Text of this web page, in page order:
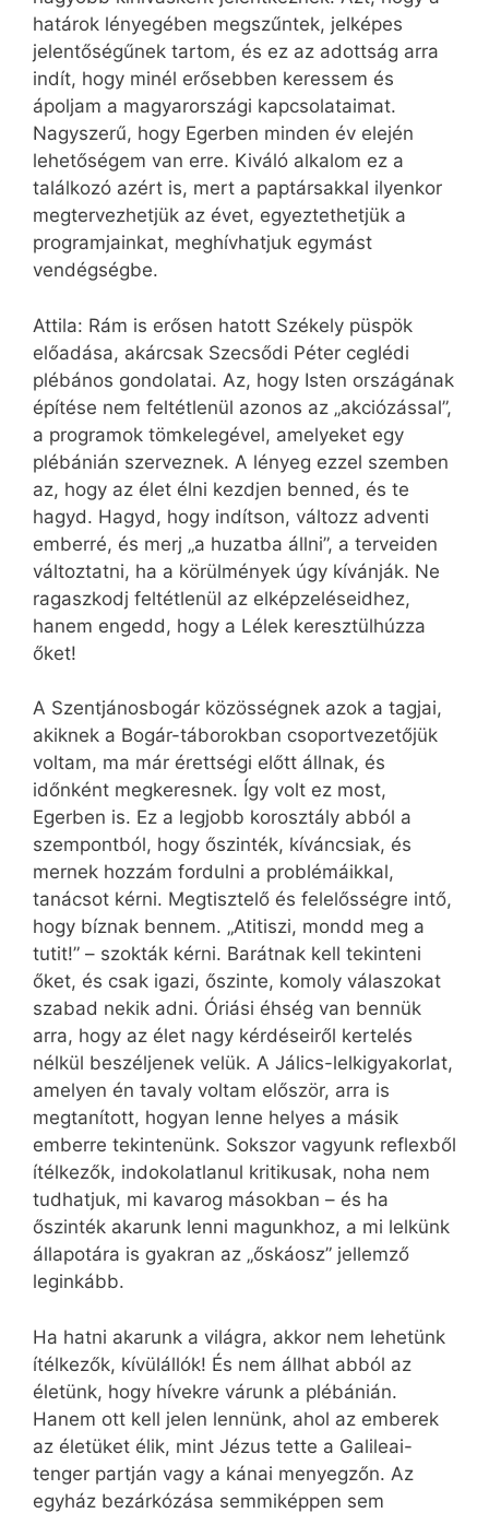
határok lényegében megszűntek, jelképes
jelentőségűnek tartom, és ez az adottság arra
indít, hogy minél erősebben keressem és
ápoljam a magyarországi kapcsolataimat.
Nagyszerű, hogy Egerben minden év elején
lehetőségem van erre. Kiváló alkalom ez a
találkozó azért is, mert a paptársakkal ilyenkor
megtervezhetjük az évet, egyeztethetjük a
programjainkat, meghívhatjuk egymást
vendégségbe.
Attila: Rám is erősen hatott Székely püspök
előadása, akárcsak Szecsődi Péter ceglédi
plébános gondolatai. Az, hogy Isten országának
építése nem feltétlenül azonos az „akciózással”,
a programok tömkelegével, amelyeket egy
plébánián szerveznek. A lényeg ezzel szemben
az, hogy az élet élni kezdjen benned, és te
hagyd. Hagyd, hogy indítson, változz adventi
emberré, és merj „a huzatba állni”, a terveiden
változtatni, ha a körülmények úgy kívánják. Ne
ragaszkodj feltétlenül az elképzeléseidhez,
hanem engedd, hogy a Lélek keresztülhúzza
őket!
A Szentjánosbogár közösségnek azok a tagjai,
akiknek a Bogár-táborokban csoportvezetőjük
voltam, ma már érettségi előtt állnak, és
időnként megkeresnek. Így volt ez most,
Egerben is. Ez a legjobb korosztály abból a
szempontból, hogy őszinték, kíváncsiak, és
mernek hozzám fordulni a problémáikkal,
tanácsot kérni. Megtisztelő és felelősségre intő,
hogy bíznak bennem. „Atitiszi, mondd meg a
tutit!” – szokták kérni. Barátnak kell tekinteni
őket, és csak igazi, őszinte, komoly válaszokat
szabad nekik adni. Óriási éhség van bennük
arra, hogy az élet nagy kérdéseiről kertelés
nélkül beszéljenek velük. A Jálics-lelkigyakorlat,
amelyen én tavaly voltam először, arra is
megtanított, hogyan lenne helyes a másik
emberre tekintenünk. Sokszor vagyunk reflexből
ítélkezők, indokolatlanul kritikusak, noha nem
tudhatjuk, mi kavarog másokban – és ha
őszinték akarunk lenni magunkhoz, a mi lelkünk
állapotára is gyakran az „őskáosz” jellemző
leginkább.
Ha hatni akarunk a világra, akkor nem lehetünk
ítélkezők, kívülállók! És nem állhat abból az
életünk, hogy hívekre várunk a plébánián.
Hanem ott kell jelen lennünk, ahol az emberek
az életüket élik, mint Jézus tette a Galileai-
tenger partján vagy a kánai menyegzőn. Az
egyház bezárkózása semmiképpen sem